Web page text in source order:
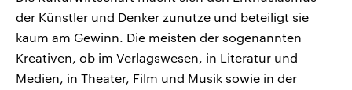
der Künstler und Denker zunutze und beteiligt sie
kaum am Gewinn. Die meisten der sogenannten
Kreativen, ob im Verlagswesen, in Literatur und
Medien, in Theater, Film und Musik sowie in der